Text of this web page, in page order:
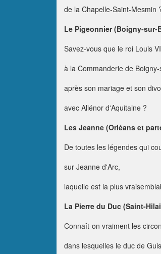
de la Chapelle-Saint-Mesmin
Le Pigeonnier (Boigny-sur-
Savez-vous que le roi Louis
à la Commanderie de
après son mariage et son
avec Aliénor d'Aquitaine ?
Les Jeanne (Orléans et
De toutes les légendes qui
sur Jeanne d'Arc,
laquelle est la plus
La Pierre du Duc (Saint-
Connaît-on vraiment les
dans lesquelles le duc de